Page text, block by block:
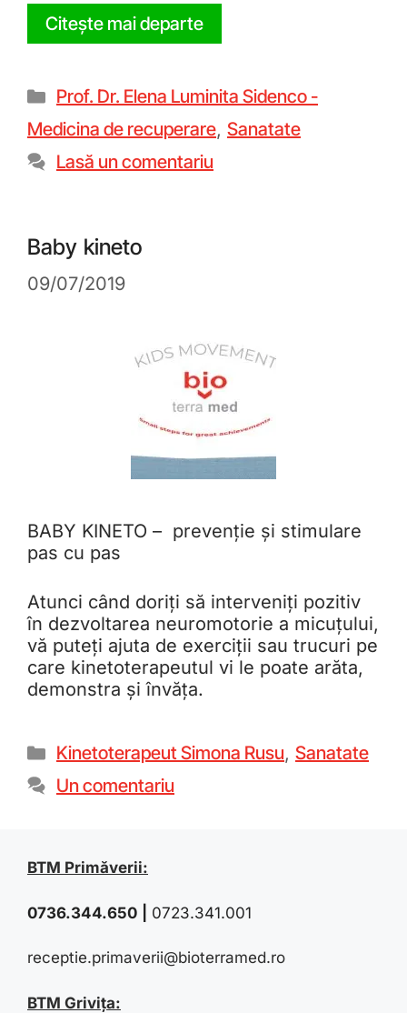
Citește mai departe
Prof. Dr. Elena Luminita Sidenco -
Medicina de recuperare, Sanatate
Lasă un comentariu
Baby kineto
09/07/2019
BABY KINETO – prevenție și stimulare
pas cu pas
Atunci când doriți să interveniți pozitiv
în dezvoltarea neuromotorie a micuțului,
vă puteți ajuta de exerciții sau trucuri pe
care kinetoterapeutul vi le poate arăta,
demonstra și învăța.
Kinetoterapeut Simona Rusu, Sanatate
Un comentariu
BTM Primăverii:
0736.344.650 0723.341.001
receptie.primaverii@bioterramed.ro
BTM Grivița: